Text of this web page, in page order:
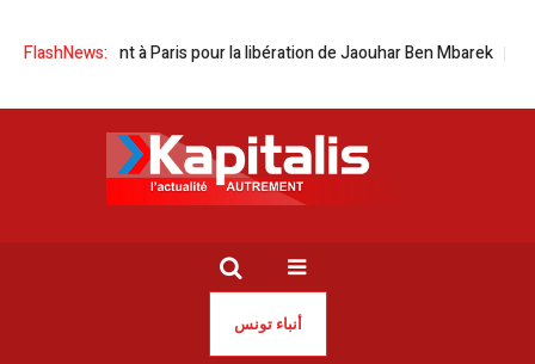
FlashNews:à Paris pour la libération de Jaouhar Ben Mbarek Les
أنباء تونس